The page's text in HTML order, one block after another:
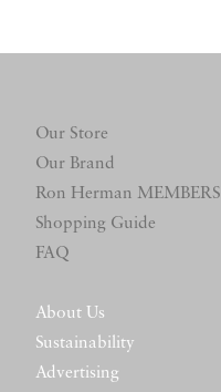
Our Store
Our Brand
Ron Herman MEMBERS
Shopping Guide
FAQ
About Us
Sustainability
Advertising